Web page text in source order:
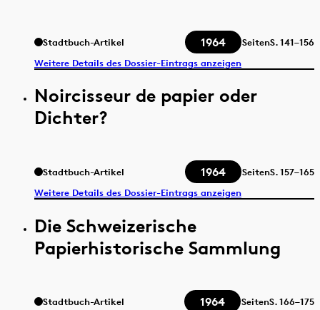
Stadtbuch-Artikel 1964 SeitenS.141–156
Weitere Details des Dossier-Eintrags anzeigen
Noircisseur de papier oder
Dichter?
Stadtbuch-Artikel 1964 SeitenS.157–165
Weitere Details des Dossier-Eintrags anzeigen
Die Schweizerische
Papierhistorische Sammlung
Stadtbuch-Artikel 1964 SeitenS.166–175